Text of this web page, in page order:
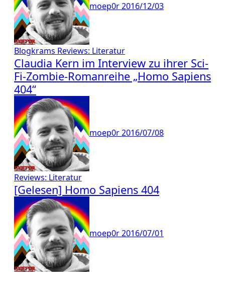
moep0r2016/12/03
Blogkrams Reviews: Literatur
Claudia Kern im Interview zu ihrer Sci-
Fi-Zombie-Romanreihe „Homo Sapiens
404“
moep0r2016/07/08
Reviews: Literatur
[Gelesen] Homo Sapiens 404
moep0r2016/07/01